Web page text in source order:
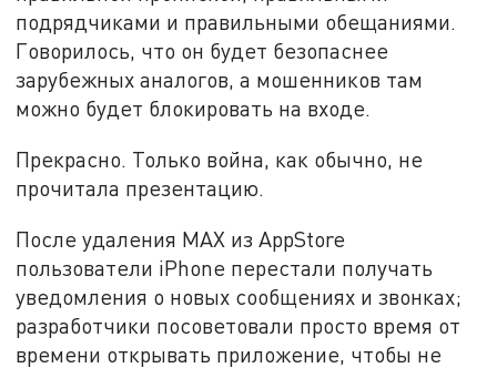
подрядчиками и правильными обещаниями.
Говорилось, что он будет безопаснее
зарубежных аналогов, а мошенников там
можно будет блокировать на входе.
Прекрасно. Только война, как обычно, не
прочитала презентацию.
После удаления MAX из AppStore
пользователи iPhone перестали получать
уведомления о новых сообщениях и звонках;
разработчики посоветовали просто время от
времени открывать приложение, чтобы не